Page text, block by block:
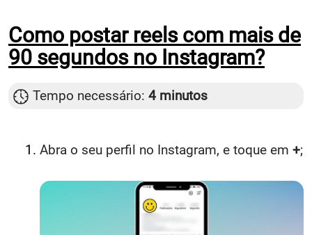
Como postar reels com mais de
90 segundos no Instagram?
Tempo necessário: 4 minutos
Abra o seu perfil no Instagram, e toque em +;